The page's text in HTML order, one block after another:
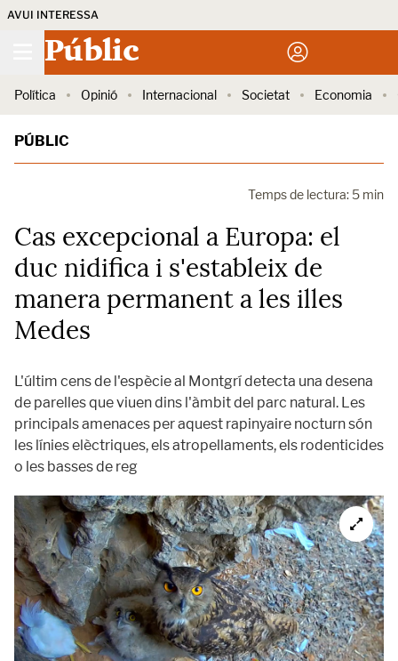
AVUI INTERESSA
Públic
Política Opinió Internacional Societat Economia
PÚBLIC
Temps de lectura: 5 min
Cas excepcional a Europa: el
duc nidifica i s'estableix de
manera permanent a les illes
Medes
L'últim cens de l'espècie al Montgrí detecta una desena
de parelles que viuen dins l'àmbit del parc natural. Les
principals amenaces per aquest rapinyaire nocturn són
les línies elèctriques, els atropellaments, els rodenticides
o les basses de reg